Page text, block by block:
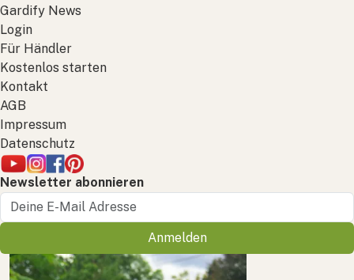
Gardify News
Login
Für Händler
Kostenlos starten
Kontakt
AGB
Impressum
Datenschutz
Newsletter abonnieren
Anmelden